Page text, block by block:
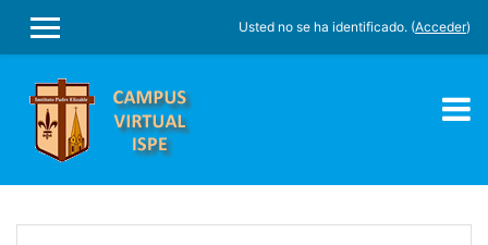
PANEL LATERAL
Usted no se ha identificado. (Acceder)